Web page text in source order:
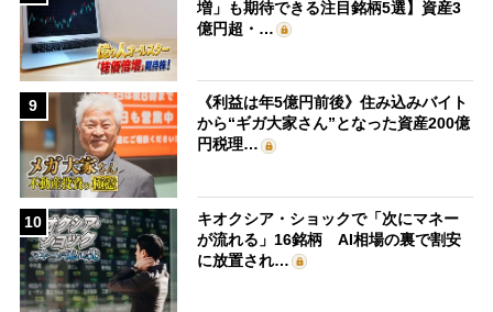
増」も期待できる注目銘柄5選】資産3
億円超・…
9
《利益は年5億円前後》住み込みバイト
から“ギガ大家さん”となった資産200億
円税理…
10
キオクシア・ショックで「次にマネー
が流れる」16銘柄 AI相場の裏で割安
に放置され…